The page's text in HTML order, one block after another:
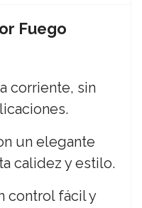
Fuego
corriente, sin
un elegante
calidez y estilo.
control fácil y